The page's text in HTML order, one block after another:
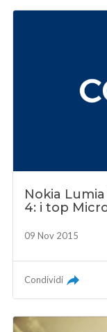
Nokia
4: i top
09 Nov 2015
Condividi